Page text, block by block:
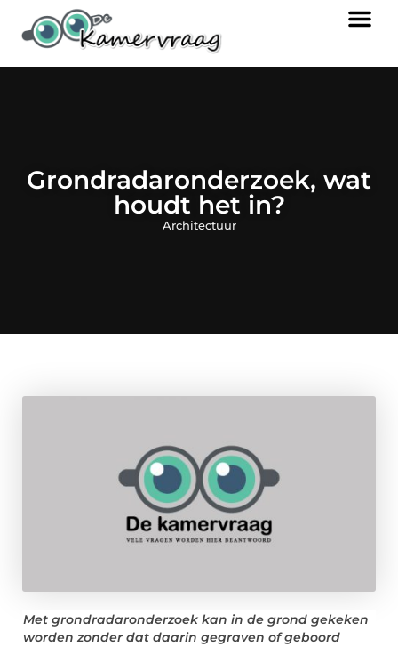
Grondradaronderzoek, wat
houdt het in?
Architectuur
Met grondradaronderzoek kan in de grond gekeken
worden zonder dat daarin gegraven of geboord